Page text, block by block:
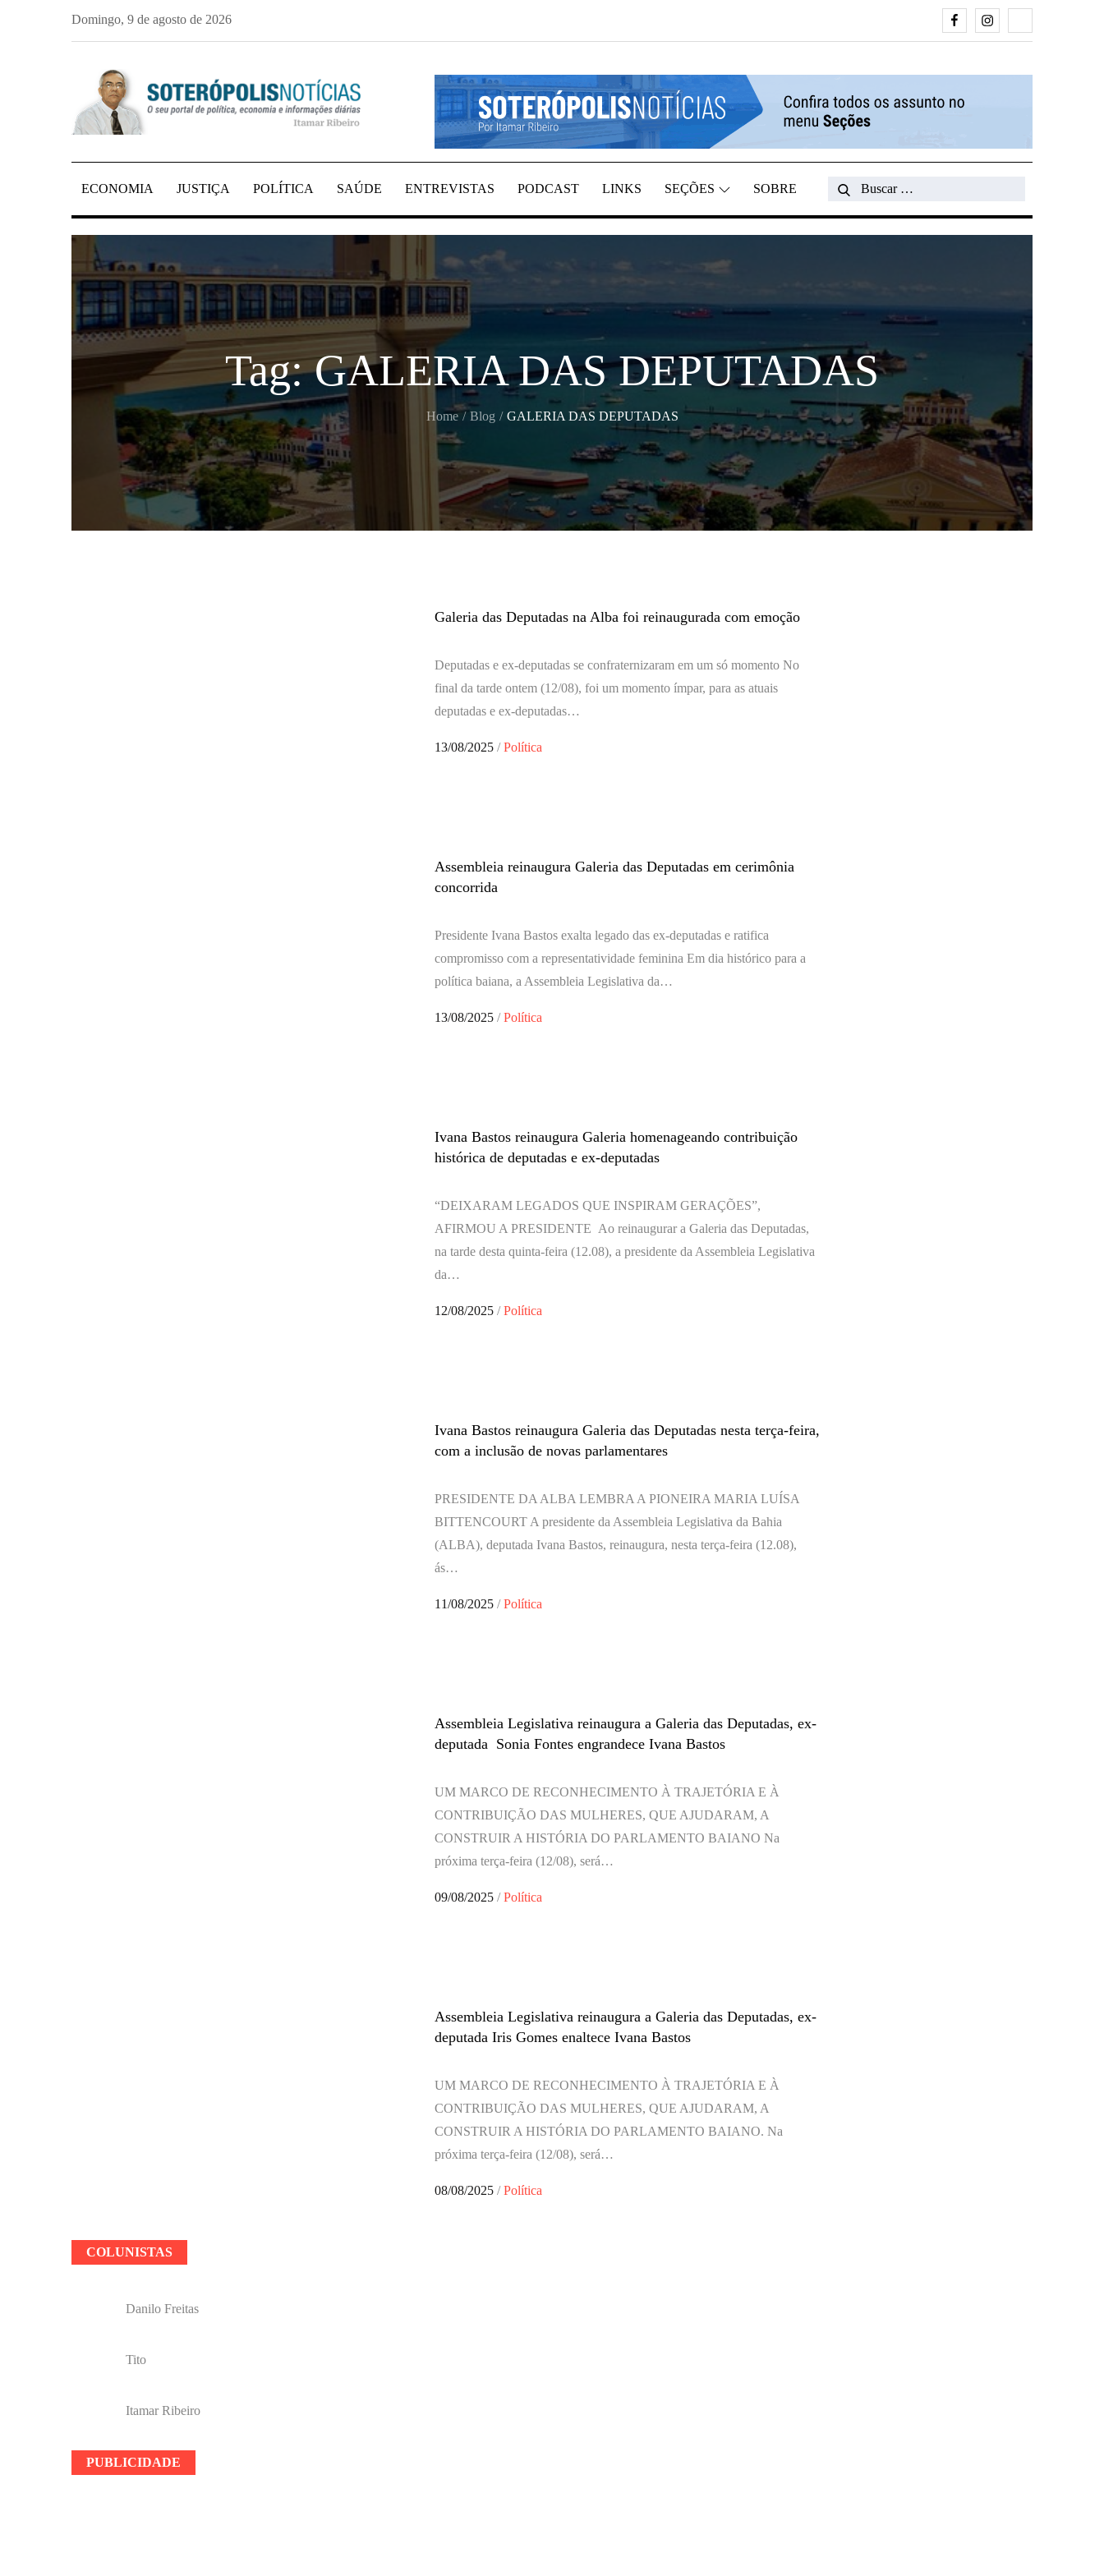
Domingo, 9 de agosto de 2026 FacebookInstagram
SOTERÓPOLIS NOTÍCIAS
PORTAL DE NOTÍCIAS DE SALVADOR E REGIÃO, POR ITAMAR RIBEIRO
ECONOMIA JUSTIÇA POLÍTICA SAÚDE ENTREVISTAS PODCAST LINKS SEÇÕES SOBRE
Search
Search
Tag:GALERIA DAS DEPUTADAS
Home Blog GALERIA DAS DEPUTADAS
Galeria das Deputadas na Alba foi reinaugurada com emoção
Deputadas e ex-deputadas se confraternizaram em um só momento No
final da tarde ontem (12/08), foi um momento ímpar, para as atuais
deputadas e ex-deputadas…
Posted
13/08/2025 Política
Assembleia reinaugura Galeria das Deputadas em cerimônia
concorrida
Presidente Ivana Bastos exalta legado das ex-deputadas e ratifica
compromisso com a representatividade feminina Em dia histórico para a
política baiana, a Assembleia Legislativa da…
Posted
13/08/2025 Política
Ivana Bastos reinaugura Galeria homenageando contribuição
histórica de deputadas e ex-deputadas
“DEIXARAM LEGADOS QUE INSPIRAM GERAÇÕES”,
AFIRMOU A PRESIDENTE Ao reinaugurar a Galeria das Deputadas,
na tarde desta quinta-feira (12.08), a presidente da Assembleia Legislativa
da…
Posted
12/08/2025 Política
Ivana Bastos reinaugura Galeria das Deputadas nesta terça-feira,
com a inclusão de novas parlamentares
PRESIDENTE DA ALBA LEMBRA A PIONEIRA MARIA LUÍSA
BITTENCOURT A presidente da Assembleia Legislativa da Bahia
(ALBA), deputada Ivana Bastos, reinaugura, nesta terça-feira (12.08),
ás…
Posted
11/08/2025 Política
Assembleia Legislativa reinaugura a Galeria das Deputadas, ex-
deputada Sonia Fontes engrandece Ivana Bastos
UM MARCO DE RECONHECIMENTO À TRAJETÓRIA E À
CONTRIBUIÇÃO DAS MULHERES, QUE AJUDARAM, A
CONSTRUIR A HISTÓRIA DO PARLAMENTO BAIANO Na
próxima terça-feira (12/08), será…
Posted
09/08/2025 Política
Assembleia Legislativa reinaugura a Galeria das Deputadas, ex-
deputada Iris Gomes enaltece Ivana Bastos
UM MARCO DE RECONHECIMENTO À TRAJETÓRIA E À
CONTRIBUIÇÃO DAS MULHERES, QUE AJUDARAM, A
CONSTRUIR A HISTÓRIA DO PARLAMENTO BAIANO. Na
próxima terça-feira (12/08), será…
Posted
08/08/2025 Política
COLUNISTAS
Danilo Freitas
Tito
Itamar Ribeiro
PUBLICIDADE